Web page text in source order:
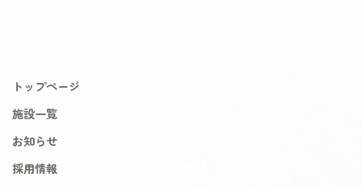
トップページ
施設一覧
お知らせ
採用情報